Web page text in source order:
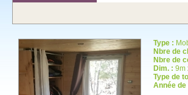
Type :
Nbre de
Nbre de
Dim. : 9m
Type de
Année